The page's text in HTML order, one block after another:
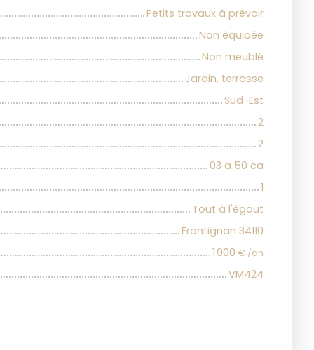
Petits travaux à prévoir
Non équipée
Non meublé
Jardin, terrasse
Sud-Est
2
2
03 a 50 ca
1
Tout à l'égout
Frontignan 34110
1 900 € /an
VM424